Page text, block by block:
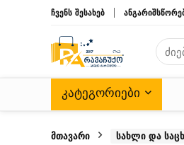
ჩვენს შესახებ
ᲙᲐᲢᲔᲒᲝᲠᲘᲔᲑᲘ
მთავარი სახლი და